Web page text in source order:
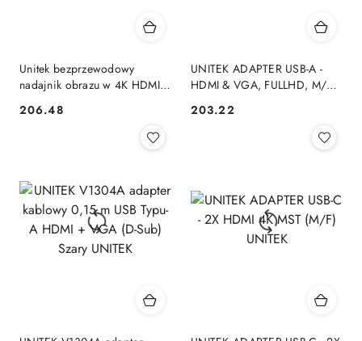
Unitek bezprzewodowy
nadajnik obrazu w 4K HDMI
Cena:
206.48
UNITEK ADAPTER USB-A -
HDMI & VGA, FULLHD, M/F
Cena:
203.22